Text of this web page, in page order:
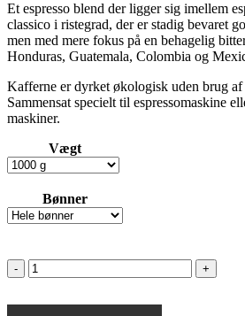
Et espresso blend der ligger sig imellem
classico i ristegrad, der er stadig bevaret
men med mere fokus på en behagelig
Honduras, Guatemala, Colombia og
Kafferne er dyrket økologisk uden brug af
Sammensat specielt til espressomaskine
maskiner.
Vægt
Bønner